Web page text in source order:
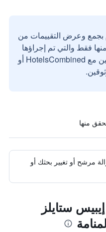
بجمع وعرض التقييمات من
فقط والتي تم إجراؤها
بواسطة مستخدمين حقيقيين مع HotelsCombined أو
مرشح أو تغيير بحثك أو
ستايلز